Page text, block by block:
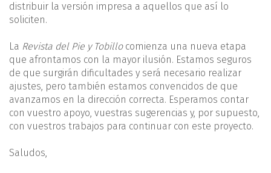
distribuir la versión impresa a aquellos que así lo
soliciten.
La Revista del Pie y Tobillo comienza una nueva etapa
que afrontamos con la mayor ilusión. Estamos seguros
de que surgirán dificultades y será necesario realizar
ajustes, pero también estamos convencidos de que
avanzamos en la dirección correcta. Esperamos contar
con vuestro apoyo, vuestras sugerencias y, por supuesto,
con vuestros trabajos para continuar con este proyecto.
Saludos,